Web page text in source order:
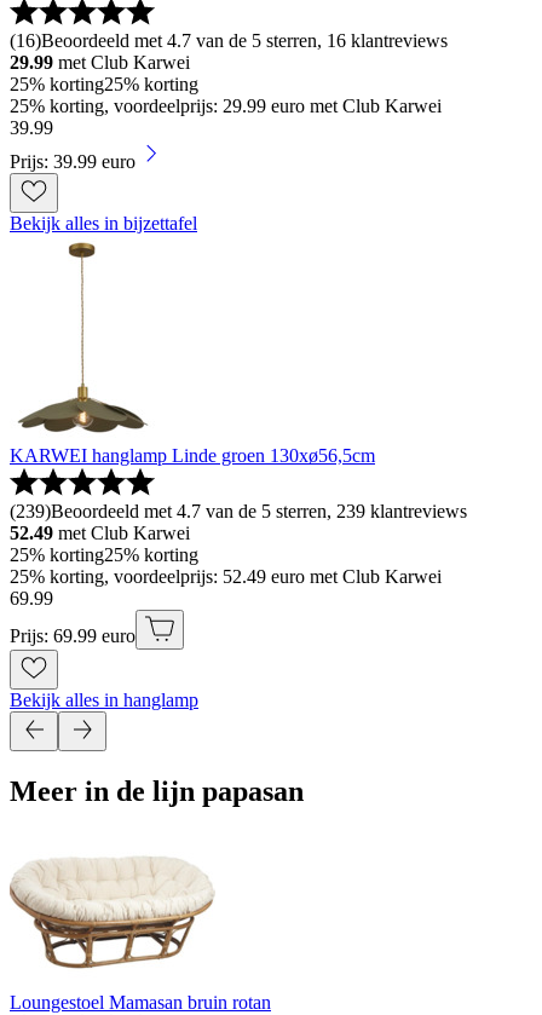
(16)Beoordeeld met 4.7 van de 5 sterren, 16 klantreviews
29.99 met Club Karwei
25% korting25% korting
25% korting, voordeelprijs: 29.99 euro met Club Karwei
39.99
Prijs: 39.99 euro
Bekijk alles in bijzettafel
KARWEI hanglamp Linde groen 130xø56,5cm
(239)Beoordeeld met 4.7 van de 5 sterren, 239 klantreviews
52.49 met Club Karwei
25% korting25% korting
25% korting, voordeelprijs: 52.49 euro met Club Karwei
69.99
Prijs: 69.99 euro
Bekijk alles in hanglamp
Meer in de lijn papasan
Loungestoel Mamasan bruin rotan